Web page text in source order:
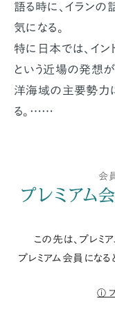
語る時に、イラン
気になる。
特に日本では、イン
という近場の発想
洋海域の主要勢力
る。……
会
プレミアム
この先は、プレミ
プレミアム会員にな